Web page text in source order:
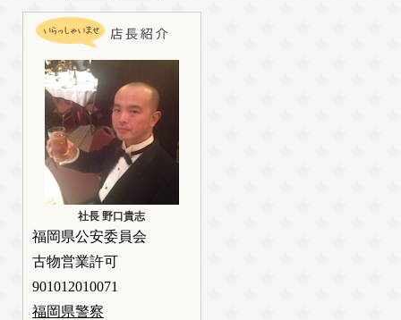
社長 野口貴志
福岡県公安委員会
古物営業許可
901012010071
福岡県警察